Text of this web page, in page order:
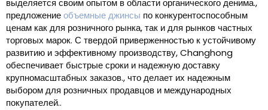
выделяется своим опытом в области органического денима.,
предложениеобъемные джинсы по конкурентоспособным
ценам как для розничного рынка, так и для рынков частных
торговых марок. С твердой приверженностью к устойчивому
развитию и эффективному производству, Changhong
обеспечивает быстрые сроки и надежную доставку
крупномасштабных заказов., что делает их надежным
выбором для розничных продавцов и международных
покупателей..